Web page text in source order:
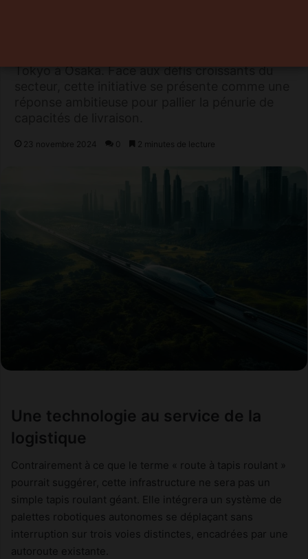
Tokyo à Osaka. Face aux défis croissants du
23 novembre 2024 0 2 minutes de lecture
Une technologie au service de la
logistique
Contrairement à ce que le terme « route à tapis roulant »
pourrait suggérer, cette infrastructure ne sera pas un
simple tapis roulant géant. Elle intégrera un système de
palettes robotiques autonomes se déplaçant sans
interruption sur trois voies distinctes, encadrées par une
autoroute existante.